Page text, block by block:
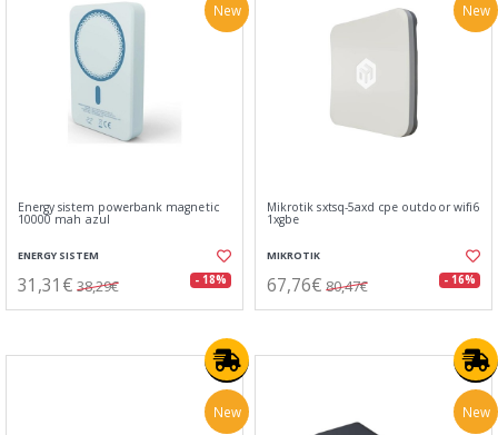
New
Energy sistem powerbank magnetic
10000 mah azul
ENERGY SISTEM
31,31€ 38,29€ - 18%
New
Mikrotik sxtsq-5axd cpe outdoor wifi6
1xgbe
MIKROTIK
67,76€ 80,47€ - 16%
New New